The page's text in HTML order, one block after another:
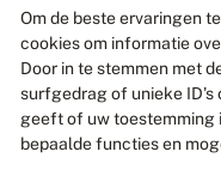
Om de beste ervaringen
cookies om informatie
Door in te stemmen met
surfgedrag of unieke ID's
geeft of uw toestemming
bepaalde functies en